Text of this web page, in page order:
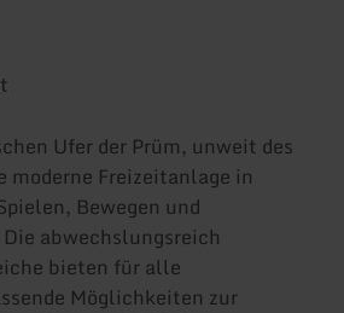
Ufer der Prüm, unweit des
moderne Freizeitanlage in
Bewegen und
abwechslungsreich
bieten für alle
Möglichkeiten zur